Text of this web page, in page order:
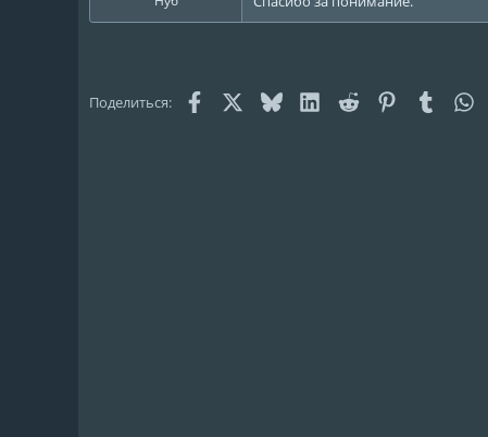
Поделиться: FacebookX (Twitter)
Bluesky LinkedInReddit PinterestTumblr